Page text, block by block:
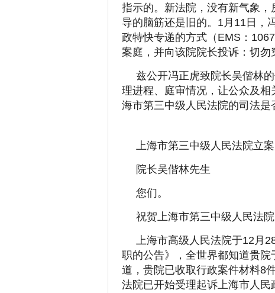
指示的。新法院，没有新气象
导的脑筋还是旧的。1月11日，
政特快专递的方式（EMS：
案庭，并向该院院长投诉：切勿
兹公开冯正虎致院长吴偕林
理进程、庭审情况，让公众及
海市第三中级人民法院的司法是
上海市第三中级人民法院立
院长吴偕林先生
您们。
祝贺上海市第三中级人民法
上海市高级人民法院于12月
职的公告》，全世界都知道贵
道，贵院已收取行政案件材料8
法院已开始受理起诉上海市人民